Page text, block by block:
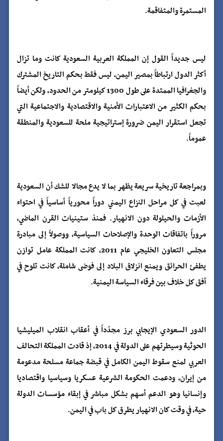
المستمرة والمتفاقمة.
ليس جديداً القول إن المملكة العربية السعودية كانت وما تزال
أكثر الدول ارتباطاً بمصير اليمن، ليس فقط بحكم التاريخ المشترك
والجغرافيا الممتدة على طول 1300 كيلومتر من الحدود، ولكن أيضاً
بحكم الكثير من الاعتبارات الأمنية والاقتصادية والاجتماعية التي
تجعل استقرار اليمن ضرورة إستراتيجية ملحة للسعودية والمنطقة
عموماً.
وبمراجعة تاريخية سريعة يظهر بما لا يدع مجالا للشك أن السعودية
لعبت في كل مراحل النزاع اليمني دوراً محورياً أساسياً في احتواء
الأزمات والحيلولة دون الانهيار. فمنذ ستينيات القرن الماضي،
مروراً باتفاقات الوحدة والإصلاحات السياسية، ووصولاً إلى مبادرة
مجلس التعاون الخليجي عام 2011، كانت المملكة عامل توازن
يطفئ الحرائق ويمنع انزلاق البلاد إلى فوضى شاملة، كانت تلوح في
أفق كل خلاف بين فرقاء السياسة اليمنية.
الدور السعودي الإيجابي برز مجدّداً في أعقاب انقلاب الميليشيا
الحوثية وسيطرتهم على الدولة في 2014، إذ قادت المملكة التحالف
العربي لمنع سقوط اليمن الكامل في قبضة جماعة مسلحة مدعومة
من إيران، ودعمت الحكومة الشرعية عسكريا وسياسيا واقتصاديا
وإنسانيا وهو الدعم أسهم بشكل مباشر في إبقاء مؤسسات الدولة
حية، في وقت كان الانهيار يطرق كل باب في اليمن.